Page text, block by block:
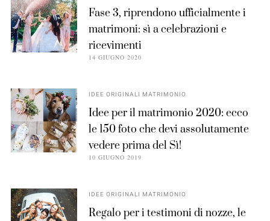
Fase 3, riprendono ufficialmente i
matrimoni: sì a celebrazioni e
ricevimenti
14 GIUGNO 2020
IDEE ORIGINALI MATRIMONIO
Idee per il matrimonio 2020: ecco
le 150 foto che devi assolutamente
vedere prima del Sì!
10 GIUGNO 2019
IDEE ORIGINALI MATRIMONIO
Regalo per i testimoni di nozze, le